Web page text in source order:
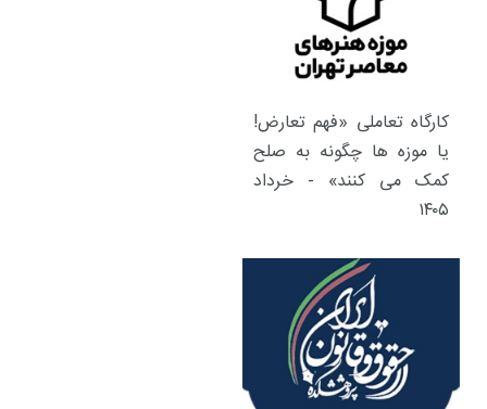
کارگاه تعاملی «فهم تعارض!
یا موزه ها چگونه به صلح
کمک می کنند» - خرداد
۱۴۰۵